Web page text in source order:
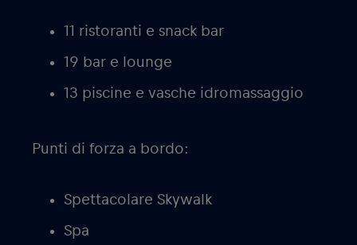
11 ristoranti e snack bar
19 bar e lounge
13 piscine e vasche idromassaggio
Punti di forza a bordo:
Spettacolare Skywalk
Spa